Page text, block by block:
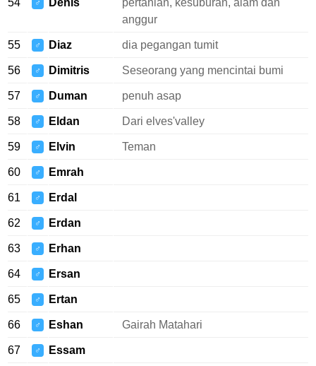
54 ♂ Denis
pertanian, kesuburan, alam dan
anggur
55 ♂ Diaz dia pegangan tumit
56 ♂ Dimitris Seseorang yang mencintai bumi
57 ♂ Duman penuh asap
58 ♂ Eldan Dari elves'valley
59 ♂ Elvin Teman
60 ♂ Emrah
61 ♂ Erdal
62 ♂ Erdan
63 ♂ Erhan
64 ♂ Ersan
65 ♂ Ertan
66 ♂ Eshan Gairah Matahari
67 ♂ Essam